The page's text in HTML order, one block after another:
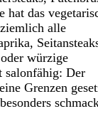
das
alle
würzige
salonfähig: Der
Grenzen